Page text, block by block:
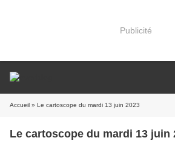
Publicité
Accueil » Le cartoscope du mardi 13 juin 2023
Le cartoscope du mardi 13 juin